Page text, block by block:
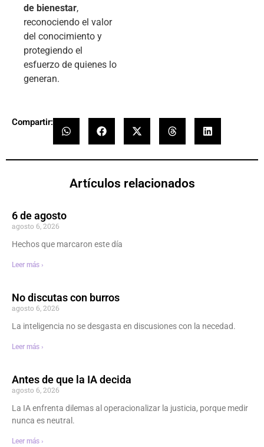
de bienestar,
reconociendo el valor
del conocimiento y
protegiendo el
esfuerzo de quienes lo
generan.
Compartir:
Artículos relacionados
6 de agosto
agosto 6, 2026
Hechos que marcaron este día
Leer más ›
No discutas con burros
agosto 6, 2026
La inteligencia no se desgasta en discusiones con la necedad.
Leer más ›
Antes de que la IA decida
agosto 6, 2026
La IA enfrenta dilemas al operacionalizar la justicia, porque medir
nunca es neutral.
Leer más ›